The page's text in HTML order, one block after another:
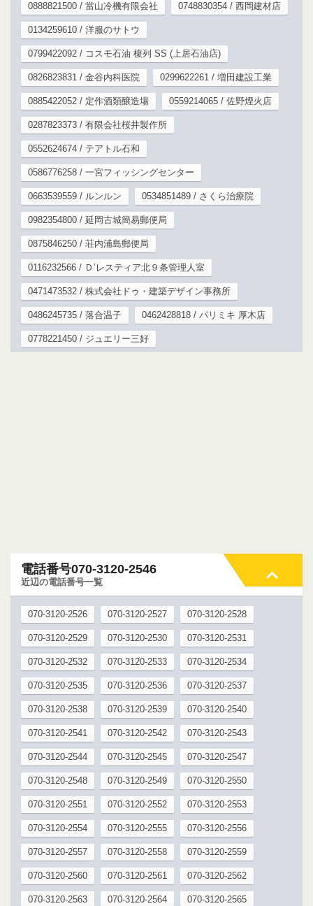
0888821500 / 當山冷機有限会社 0748830354 / 西岡建材店
0134259610 / 洋服のサトウ
0799422092 / コスモ石油 榎列 SS (上居石油店)
0826823831 / 金谷内科医院 0299622261 / 増田建設工業
0885422052 / 定作酒類醸造場 0559214065 / 佐野煙火店
0287823373 / 有限会社桜井製作所
0552624674 / テアトル石和
0586776258 / 一宮フィッシングセンター
0663539559 / ルンルン 0534851489 / さくら治療院
0982354800 / 延岡古城簡易郵便局
0875846250 / 荘内浦島郵便局
0116232566 / Ｄ’レスティア北９条管理人室
0471473532 / 株式会社ドゥ・建築デザイン事務所
0486245735 / 落合温子 0462428818 / パリミキ 厚木店
0778221450 / ジュエリー三好
電話番号070-3120-2546
近辺の電話番号一覧
070-3120-2526 070-3120-2527 070-3120-2528
070-3120-2529 070-3120-2530 070-3120-2531
070-3120-2532 070-3120-2533 070-3120-2534
070-3120-2535 070-3120-2536 070-3120-2537
070-3120-2538 070-3120-2539 070-3120-2540
070-3120-2541 070-3120-2542 070-3120-2543
070-3120-2544 070-3120-2545 070-3120-2547
070-3120-2548 070-3120-2549 070-3120-2550
070-3120-2551 070-3120-2552 070-3120-2553
070-3120-2554 070-3120-2555 070-3120-2556
070-3120-2557 070-3120-2558 070-3120-2559
070-3120-2560 070-3120-2561 070-3120-2562
070-3120-2563 070-3120-2564 070-3120-2565